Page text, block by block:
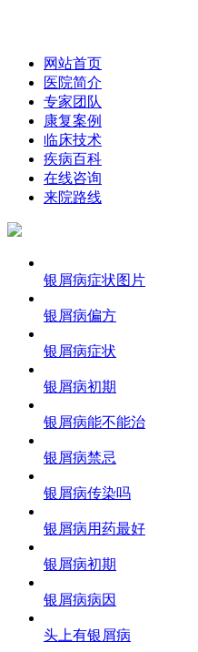
网站首页
医院简介
专家团队
康复案例
临床技术
疾病百科
在线咨询
来院路线
银屑病症状图片
银屑病偏方
银屑病症状
银屑病初期
银屑病能不能治
银屑病禁忌
银屑病传染吗
银屑病用药最好
银屑病初期
银屑病病因
头上有银屑病